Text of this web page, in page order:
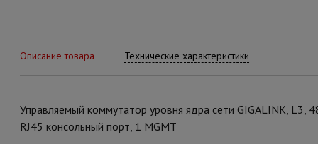
Описание товара Технические характеристики
Управляемый коммутатор уровня ядра сети GIGALINK, L3,
RJ45 консольный порт, 1 MGMT